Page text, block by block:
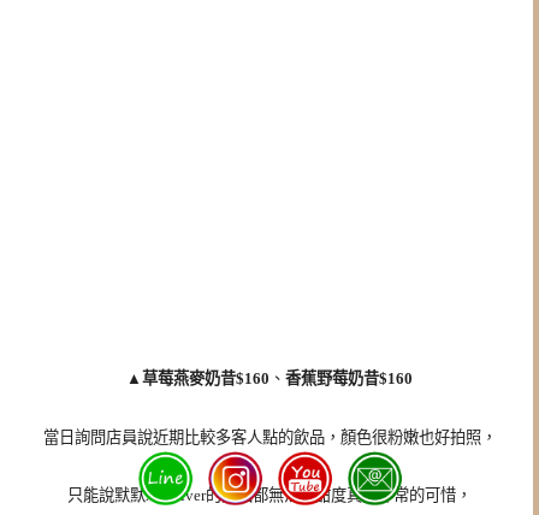
▲草莓燕麥奶昔$160 、 香蕉野莓奶昔$160
當日詢問店員說近期比較多客人點的飲品，顏色很粉嫩也好拍照，
只能說默默xReviver的飲品都無法調甜度真的非常的可惜，